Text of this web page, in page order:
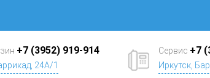
+7 (3952) 919-914
24А/1
Сервис +7
Иркутск,